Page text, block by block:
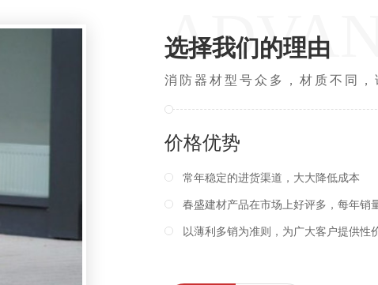
选择我们的理由
消防器材型号众多，材质不同
常年稳定的进货渠道，大大降低成本
春盛建材产品在市场上好评多，每年销量非常大，总部拿货价
以薄利多销为准则，为广大客户提供性价比高的产品